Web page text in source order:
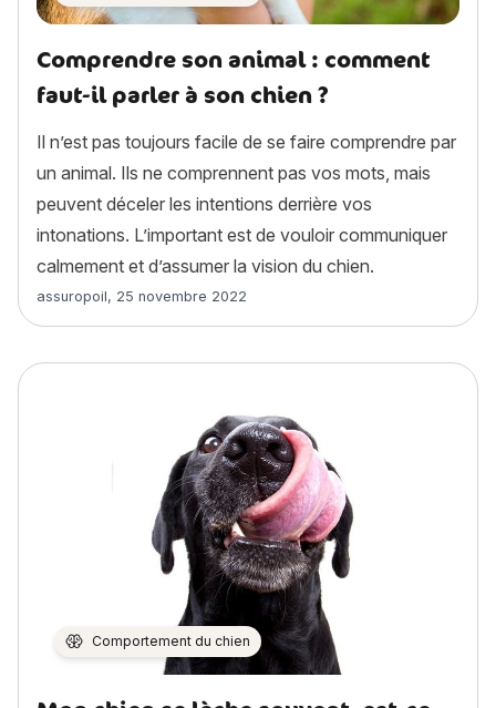
Comprendre son animal : comment
faut-il parler à son chien ?
Il n’est pas toujours facile de se faire comprendre par
un animal. Ils ne comprennent pas vos mots, mais
peuvent déceler les intentions derrière vos
intonations. L’important est de vouloir communiquer
calmement et d’assumer la vision du chien.
Article rédigé par
assuropoil, 25 novembre 2022
Comportement du chien